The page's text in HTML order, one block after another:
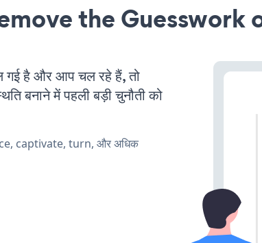
the Guesswork
गई है और आप चल रहे हैं, तो
बनाने में पहली बड़ी चुनौती को
captivate, turn, और अधिक